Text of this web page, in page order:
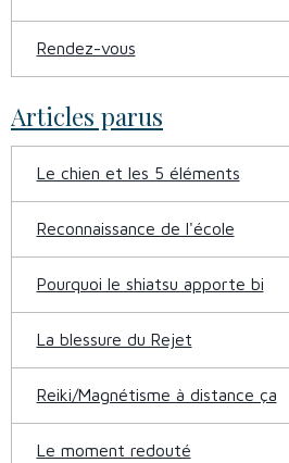
Rendez-vous
Articles parus
Le chien et les 5 éléments
Reconnaissance de l'école
Pourquoi le shiatsu apporte bi
La blessure du Rejet
Reiki/Magnétisme à distance ça
Le moment redouté